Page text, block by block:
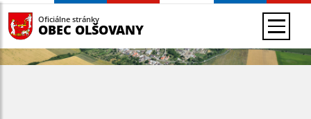
Oficiálne stránky
OBEC OLŠOVANY